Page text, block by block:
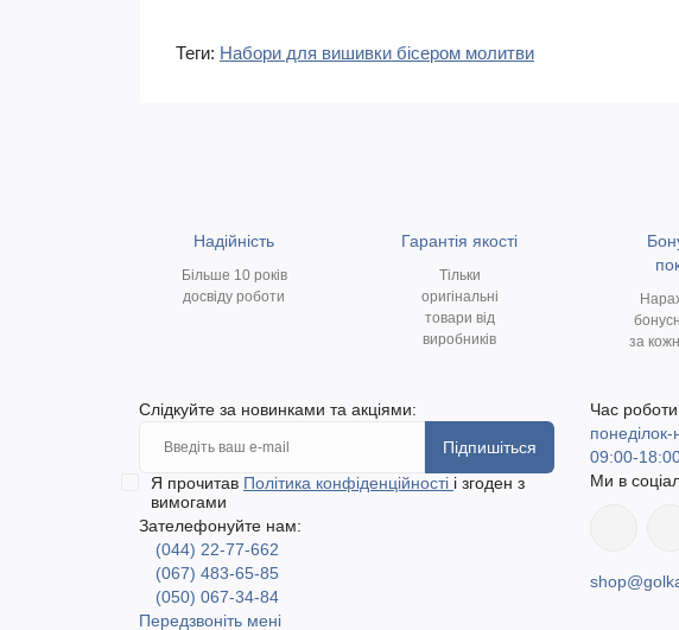
Теги: Набори для вишивки бісером молитви
Надійність
Більше 10 років
досвіду роботи
Гарантія якості
Тільки
оригінальні
товари від
виробників
за
Слідкуйте за новинками та акціями:
Підпишіться
Я прочитав Політика конфіденційності і згоден з
вимогами
Зателефонуйте нам:
(044) 22-77-662
(067) 483-65-85
(050) 067-34-84
Передзвоніть мені
Час роботи
понеділок-
09:00-
Ми в